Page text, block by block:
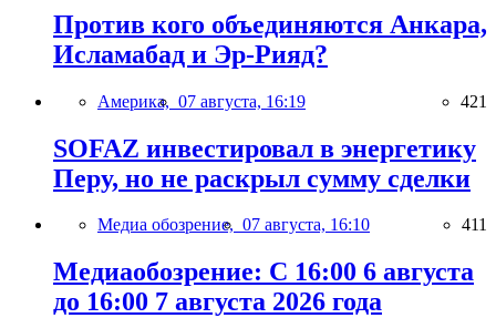
Против кого объединяются Анкара,
Исламабад и Эр-Рияд?
Америка, 07 августа, 16:19 421
SOFAZ инвестировал в энергетику
Перу, но не раскрыл сумму сделки
Медиа обозрение, 07 августа, 16:10 411
Медиаобозрение: С 16:00 6 августа
до 16:00 7 августа 2026 года